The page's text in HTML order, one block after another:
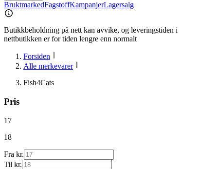
BruktmarkedFagstoffKampanjerLagersalg
Butikkbeholdning på nett kan avvike, og leveringstiden i
nettbutikken er for tiden lengre enn normalt
Forsiden
Alle merkevarer
Fish4Cats
Pris
17
18
Fra kr.
Til kr.